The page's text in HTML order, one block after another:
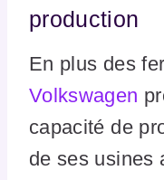
production
En plus des
Volkswagen
capacité de
de ses usines